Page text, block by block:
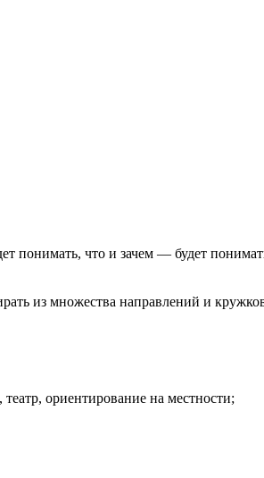
понимать, что и зачем — будет
из множества направлений и
ориентирование на местности;